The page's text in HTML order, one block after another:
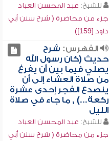
للشيخ: عبد المحسن العباد
جزء من محاضرة ( شرح سنن أبي
داود [159])
الفهرس: شرح
حديث (كان رسول الله
يصلي فيما بين أن يفرغ
من صلاة العشاء إلى أن
ينصدع الفجر إحدى عشرة
ركعة...) , ما جاء في صلاة
الليل
للشيخ: عبد المحسن العباد
جزء من محاضرة ( شرح سنن أبي